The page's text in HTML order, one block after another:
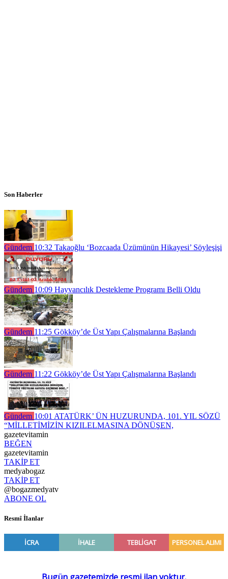
Son Haberler
Gündem 10:32 Takaoğlu ‘Bozcaada Üzümünün Hikayesi’ Söyleşişi
Gündem 10:09 Hayvancılık Destekleme Programı Belli Oldu
Gündem 11:25 Gökköy’de Üst Yapı Çalışmalarına Başlandı
Gündem 11:22 Gökköy’de Üst Yapı Çalışmalarına Başlandı
Gündem 10:01 ATATÜRK’ ÜN HUZURUNDA, 101. YIL SÖZÜ
“MİLLETİMİZİN KIZILELMASINA DÖNÜŞEN,
gazetevitamin
BEĞEN
gazetevitamin
TAKİP ET
medyabogaz
TAKİP ET
@bogazmedyatv
ABONE OL
Resmî İlanlar